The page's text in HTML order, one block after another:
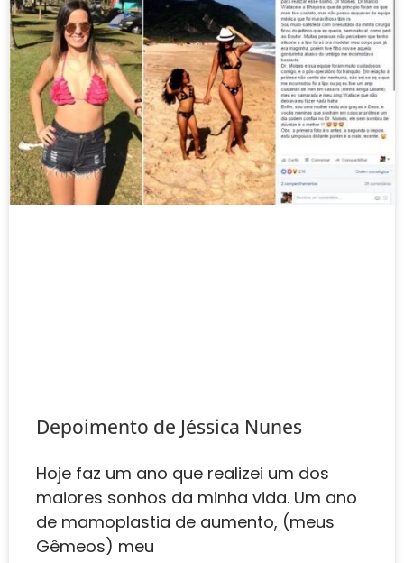
Depoimento de Jéssica Nunes‎
Hoje faz um ano que realizei um dos
maiores sonhos da minha vida. Um ano
de mamoplastia de aumento, (meus
Gêmeos) meu